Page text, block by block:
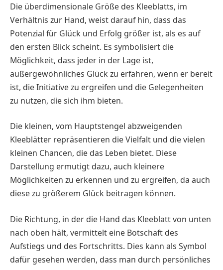
Die überdimensionale Größe des Kleeblatts, im
Verhältnis zur Hand, weist darauf hin, dass das
Potenzial für Glück und Erfolg größer ist, als es auf
den ersten Blick scheint. Es symbolisiert die
Möglichkeit, dass jeder in der Lage ist,
außergewöhnliches Glück zu erfahren, wenn er bereit
ist, die Initiative zu ergreifen und die Gelegenheiten
zu nutzen, die sich ihm bieten.
Die kleinen, vom Hauptstengel abzweigenden
Kleeblätter repräsentieren die Vielfalt und die vielen
kleinen Chancen, die das Leben bietet. Diese
Darstellung ermutigt dazu, auch kleinere
Möglichkeiten zu erkennen und zu ergreifen, da auch
diese zu größerem Glück beitragen können.
Die Richtung, in der die Hand das Kleeblatt von unten
nach oben hält, vermittelt eine Botschaft des
Aufstiegs und des Fortschritts. Dies kann als Symbol
dafür gesehen werden, dass man durch persönliches